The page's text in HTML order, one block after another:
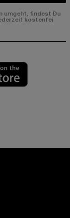
umgeht, findest Du
kostenfei